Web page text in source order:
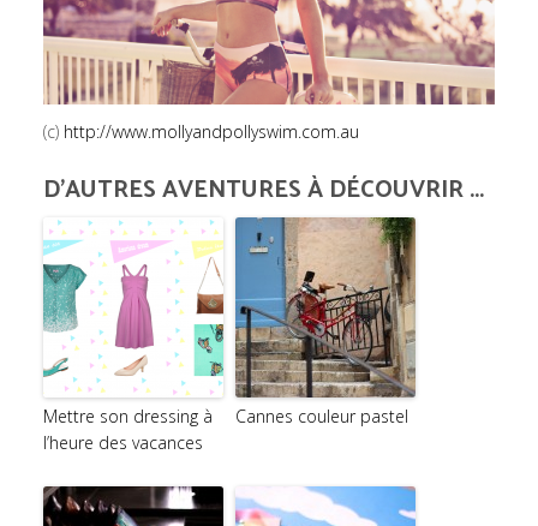
(c) http://www.mollyandpollyswim.com.au
D'AUTRES AVENTURES À DÉCOUVRIR ...
Mettre son dressing à
l’heure des vacances
Cannes couleur pastel